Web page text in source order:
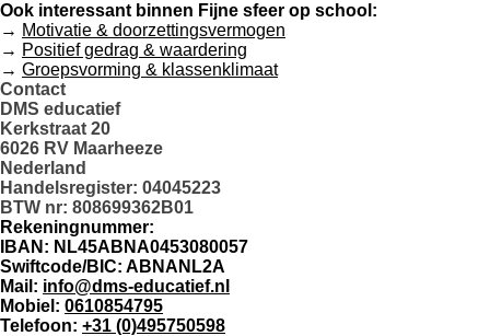
Ook interessant binnen Fijne sfeer op school:
→ Motivatie & doorzettingsvermogen
→ Positief gedrag & waardering
→ Groepsvorming & klassenklimaat
Contact
DMS educatief
Kerkstraat 20
6026 RV Maarheeze
Nederland
Handelsregister: 04045223
BTW nr: 808699362B01
Rekeningnummer:
IBAN: NL45ABNA0453080057
Swiftcode/BIC: ABNANL2A
Mail: info@dms-educatief.nl
Mobiel: 0610854795
Telefoon: +31 (0)495750598